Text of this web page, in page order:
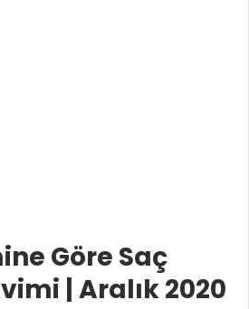
Göre Saç
| Aralık 2020